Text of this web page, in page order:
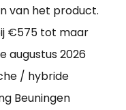
van het product.
€575 tot maar
augustus 2026
/ hybride
Beuningen